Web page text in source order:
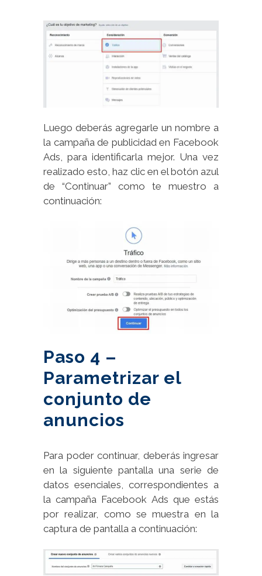
Luego deberás agregarle un nombre a
la campaña de publicidad en Facebook
Ads, para identificarla mejor. Una vez
realizado esto, haz clic en el botón azul
de “Continuar” como te muestro a
continuación:
Paso 4 –
Parametrizar el
conjunto de
anuncios
Para poder continuar, deberás ingresar
en la siguiente pantalla una serie de
datos esenciales, correspondientes a
la campaña Facebook Ads que estás
por realizar, como se muestra en la
captura de pantalla a continuación: